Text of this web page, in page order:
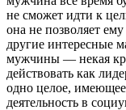
не сможет идти к
она не позволяет
другие интересные
мужчины — некая
действовать как
одно целое,
деятельность в